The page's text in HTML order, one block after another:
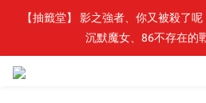
最新開賣🔥「全知讀者
【抽籤堂】 影之強者、你又被殺了
沉默魔女、86不存在的